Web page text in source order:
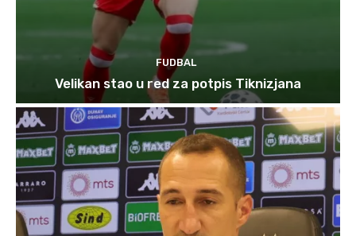
FUDBAL
Velikan stao u red za potpis Tiknizjana